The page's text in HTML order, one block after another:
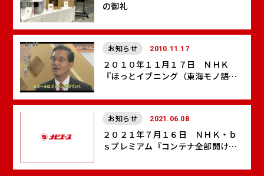
の御礼
2010.11.17
お知らせ
２０１０年１１月１７日 ＮＨＫ
『ほっとイブニング（東海モノ語
2021.06.08
お知らせ
２０２１年７月１６日 ＮＨＫ・ｂ
ｓプレミアム『コンテナ全部開けち
されます